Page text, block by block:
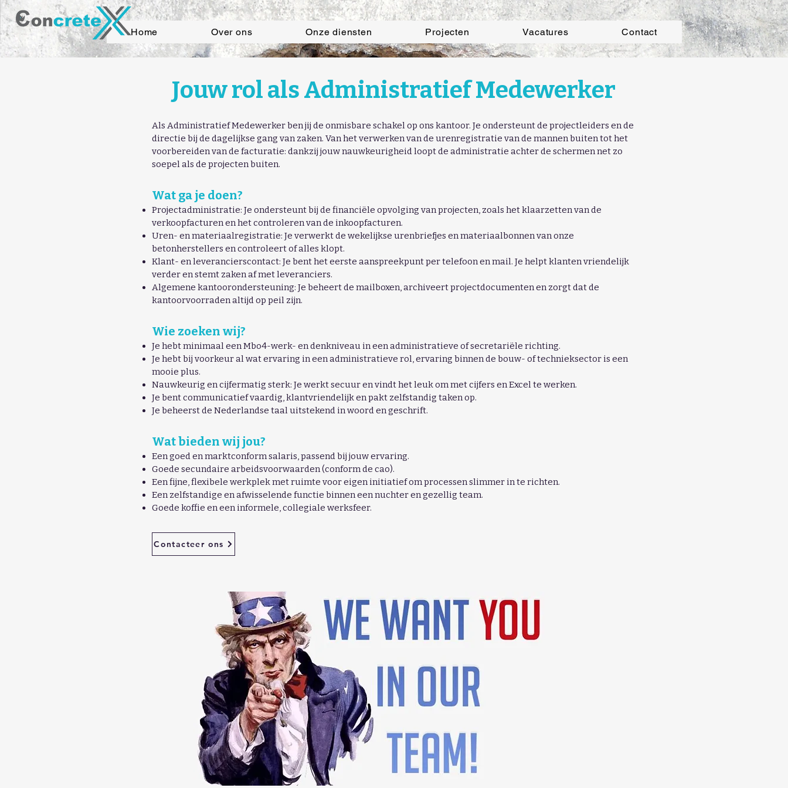
Home Over ons Onze diensten Projecten Vacatures Contact
Jouw rol als Administratief Medewerker
Als Administratief Medewerker ben jij de onmisbare schakel op ons kantoor. Je ondersteunt de projectleiders en de
directie bij de dagelijkse gang van zaken. Van het verwerken van de urenregistratie van de mannen buiten tot het
voorbereiden van de facturatie: dankzij jouw nauwkeurigheid loopt de administratie achter de schermen net zo
soepel als de projecten buiten.
Wat ga je doen?
Projectadministratie: Je ondersteunt bij de financiële opvolging van projecten, zoals het klaarzetten van de
verkoopfacturen en het controleren van de inkoopfacturen.
Uren- en materiaalregistratie: Je verwerkt de wekelijkse urenbriefjes en materiaalbonnen van onze
betonherstellers en controleert of alles klopt.
Klant- en leverancierscontact: Je bent het eerste aanspreekpunt per telefoon en mail. Je helpt klanten vriendelijk
verder en stemt zaken af met leveranciers.
Algemene kantoorondersteuning: Je beheert de mailboxen, archiveert projectdocumenten en zorgt dat de
kantoorvoorraden altijd op peil zijn.
Wie zoeken wij?
Je hebt minimaal een Mbo4-werk- en denkniveau in een administratieve of secretariële richting.
Je hebt bij voorkeur al wat ervaring in een administratieve rol, ervaring binnen de bouw- of technieksector is een
mooie plus.
Nauwkeurig en cijfermatig sterk: Je werkt secuur en vindt het leuk om met cijfers en Excel te werken.
Je bent communicatief vaardig, klantvriendelijk en pakt zelfstandig taken op.
Je beheerst de Nederlandse taal uitstekend in woord en geschrift.
Wat bieden wij jou?
Een goed en marktconform salaris, passend bij jouw ervaring.
Goede secundaire arbeidsvoorwaarden (conform de cao).
Een fijne, flexibele werkplek met ruimte voor eigen initiatief om processen slimmer in te richten.
Een zelfstandige en afwisselende functie binnen een nuchter en gezellig team.
Goede koffie en een informele, collegiale werksfeer.
Contacteer ons